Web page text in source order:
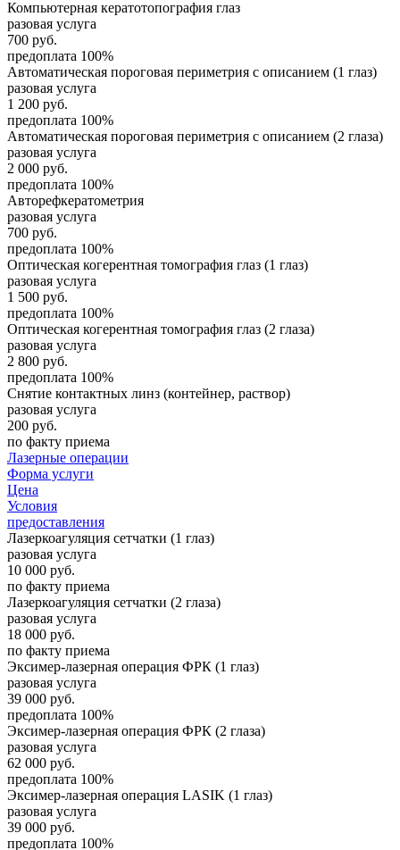
Компьютерная кератотопография глаз
разовая услуга
700 руб.
предоплата 100%
Автоматическая пороговая периметрия с описанием (1 глаз)
разовая услуга
1 200 руб.
предоплата 100%
Автоматическая пороговая периметрия с описанием (2 глаза)
разовая услуга
2 000 руб.
предоплата 100%
Авторефкератометрия
разовая услуга
700 руб.
предоплата 100%
Оптическая когерентная томография глаз (1 глаз)
разовая услуга
1 500 руб.
предоплата 100%
Оптическая когерентная томография глаз (2 глаза)
разовая услуга
2 800 руб.
предоплата 100%
Снятие контактных линз (контейнер, раствор)
разовая услуга
200 руб.
по факту приема
Лазерные операции
Форма услуги
Цена
Условия
предоставления
Лазеркоагуляция сетчатки (1 глаз)
разовая услуга
10 000 руб.
по факту приема
Лазеркоагуляция сетчатки (2 глаза)
разовая услуга
18 000 руб.
по факту приема
Эксимер-лазерная операция ФРК (1 глаз)
разовая услуга
39 000 руб.
предоплата 100%
Эксимер-лазерная операция ФРК (2 глаза)
разовая услуга
62 000 руб.
предоплата 100%
Эксимер-лазерная операция LASIK (1 глаз)
разовая услуга
39 000 руб.
предоплата 100%